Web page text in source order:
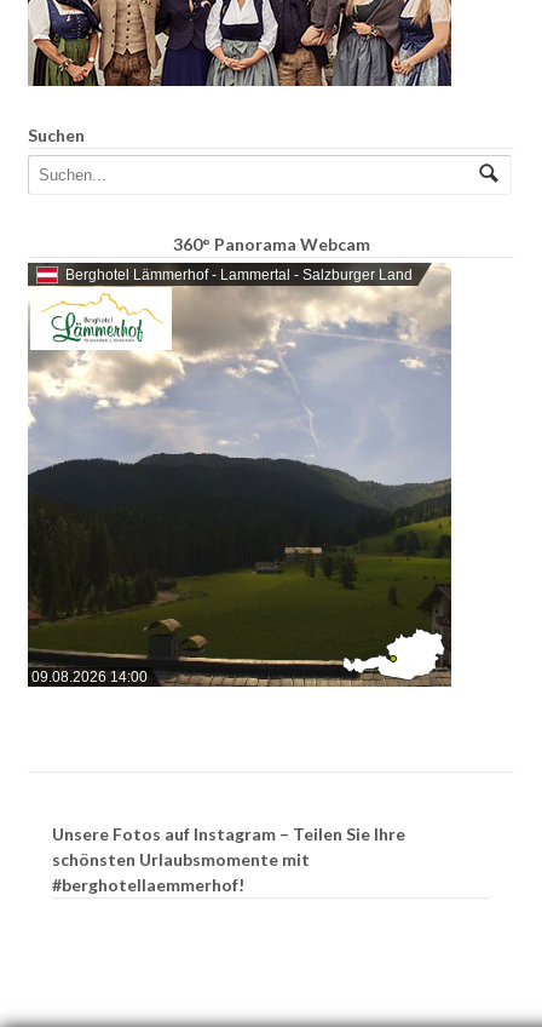
Suchen
360° Panorama Webcam
Berghotel Lämmerhof - Lammertal - Salzburger Land
09.08.2026 14:00
Unsere Fotos auf Instagram – Teilen Sie Ihre
schönsten Urlaubsmomente mit
#berghotellaemmerhof!